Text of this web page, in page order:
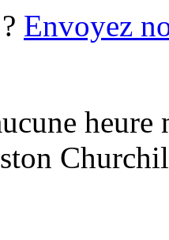
Envoyez
heure